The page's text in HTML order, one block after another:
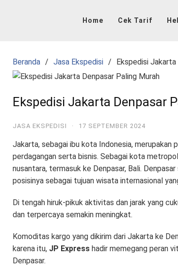
Home Cek Tarif
Beranda Jasa Ekspedisi Ekspedisi
Ekspedisi Jakarta Denpasar
JASA EKSPEDISI · 17 SEPTEMBER 2024
Jakarta, sebagai ibu kota Indonesia, merupakan
perdagangan serta bisnis. Sebagai kota
nusantara, termasuk ke Denpasar, Bali.
posisinya sebagai tujuan wisata internasional
Di tengah hiruk-pikuk aktivitas dan jarak yang
dan terpercaya semakin meningkat.
Komoditas kargo yang dikirim dari Jakarta ke
karena itu, JP Express hadir memegang peran
Denpasar.